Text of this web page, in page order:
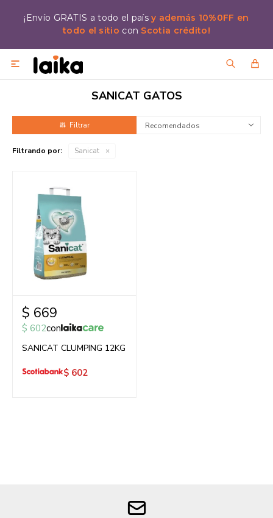
¡Envío GRATIS a todo el paísy además 10%0FF en
todo el sitio con Scotia crédito!

SANICAT GATOS
Recomendados
Filtrando por: Sanicat
$ 669
$ 602con
SANICAT CLUMPING 12KG
$ 602